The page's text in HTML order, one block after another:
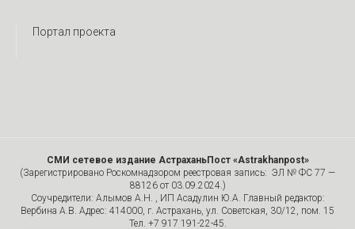
Портал проекта
СМИ сетевое издание АстраханьПост «Astrakhanpost»
(Зарегистрировано Роскомнадзором реестровая запись: ЭЛ № ФС 77 —
88126 от 03.09.2024.)
Соучредители: Алымов А.Н. , ИП Асадулин Ю.А. Главный редактор:
Вербина А.В. Адрес: 414000, г. Астрахань, ул. Советская, 30/12, пом. 15
Тел. +7 917 191-22-45.